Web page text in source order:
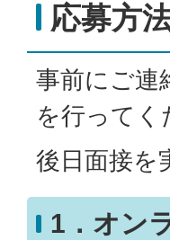
応募方
事前にご連
を行ってく
後日面接を
1．オン